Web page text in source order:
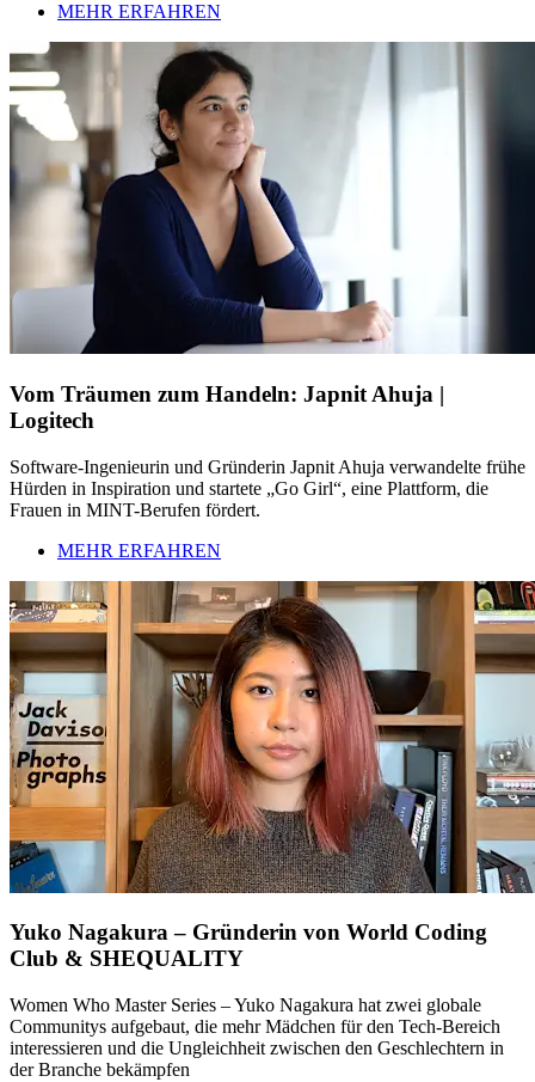
MEHR ERFAHREN
Vom Träumen zum Handeln: Japnit Ahuja |
Logitech
Software-Ingenieurin und Gründerin Japnit Ahuja verwandelte frühe
Hürden in Inspiration und startete „Go Girl“, eine Plattform, die
Frauen in MINT-Berufen fördert.
MEHR ERFAHREN
Yuko Nagakura – Gründerin von World Coding
Club & SHEQUALITY
Women Who Master Series – Yuko Nagakura hat zwei globale
Communitys aufgebaut, die mehr Mädchen für den Tech-Bereich
interessieren und die Ungleichheit zwischen den Geschlechtern in
der Branche bekämpfen